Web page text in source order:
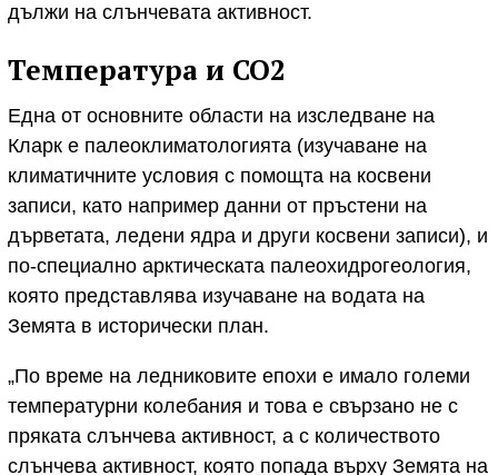
дължи на слънчевата активност.
Температура и CO2
Една от основните области на изследване на
Кларк е палеоклиматологията (изучаване на
климатичните условия с помощта на косвени
записи, като например данни от пръстени на
дърветата, ледени ядра и други косвени записи), и
по-специално арктическата палеохидрогеология,
която представлява изучаване на водата на
Земята в исторически план.
„По време на ледниковите епохи е имало големи
температурни колебания и това е свързано не с
пряката слънчева активност, а с количеството
слънчева активност, която попада върху Земята на